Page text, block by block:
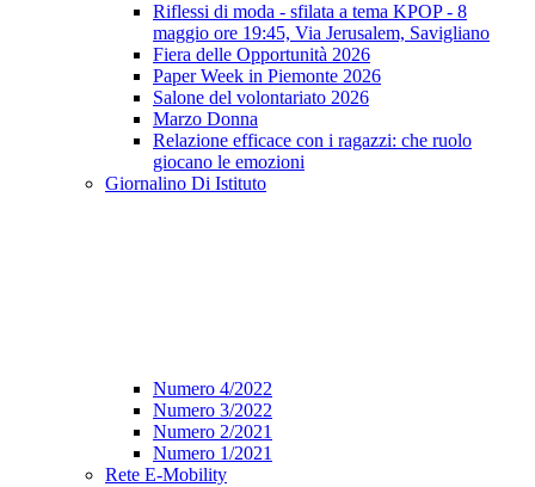
Riflessi di moda - sfilata a tema KPOP - 8
maggio ore 19:45, Via Jerusalem, Savigliano
Fiera delle Opportunità 2026
Paper Week in Piemonte 2026
Salone del volontariato 2026
Marzo Donna
Relazione efficace con i ragazzi: che ruolo
giocano le emozioni
Giornalino Di Istituto
Numero 4/2022
Numero 3/2022
Numero 2/2021
Numero 1/2021
Rete E-Mobility